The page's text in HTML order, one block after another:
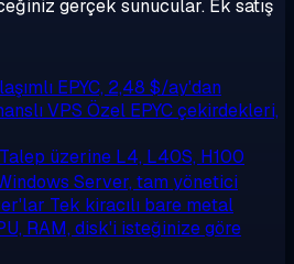
gerçek sunucular. Ek satış
EPYC, 2,48 $/ay'dan
VPS Özel EPYC çekirdekleri,
Talep üzerine L4, L40S, H100
Server, tam yönetici
Tek kiracılı bare metal
RAM, disk'i isteğinize göre